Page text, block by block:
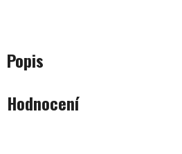
Popis
Hodnocení